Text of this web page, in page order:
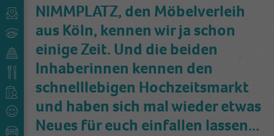
NIMMPLATZ, den Möbelverleih
aus Köln, kennen wir ja schon
einige Zeit. Und die beiden
Inhaberinnen kennen den
schnelllebigen Hochzeitsmarkt
und haben sich mal wieder etwas
Neues für euch einfallen lassen...